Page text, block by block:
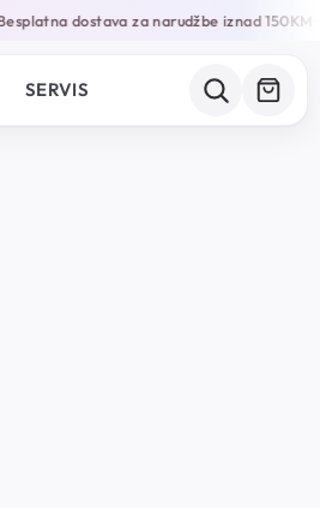
dostava za narudžbe iznad 150KM•
SERVIS